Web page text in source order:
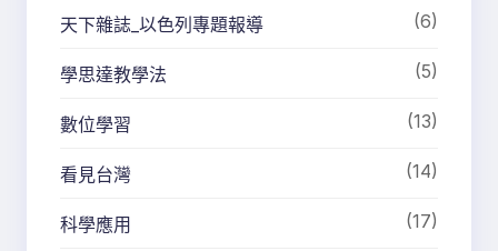
天下雜誌_以色列專題報導 (6)
學思達教學法 (5)
數位學習 (13)
看見台灣 (14)
科學應用 (17)